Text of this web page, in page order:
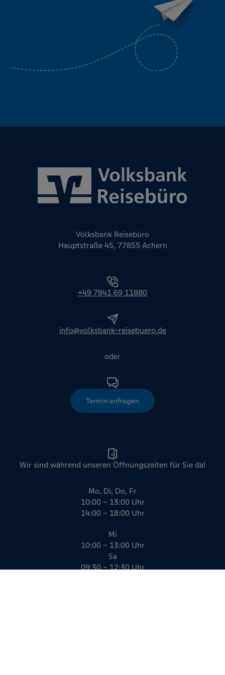
Volksbank Reisebüro
Hauptstraße 45, 77855 Achern
+49 7841 69 11880
info@volksbank-reisebuero.de
oder
Termin anfragen
Wir sind während unseren Öffnungszeiten für Sie da!
Mo, Di, Do, Fr
10:00 – 13:00 Uhr
14:00 – 18:00 Uhr
Mi
10:00 – 13:00 Uhr
Sa
09:30 – 12:30 Uhr